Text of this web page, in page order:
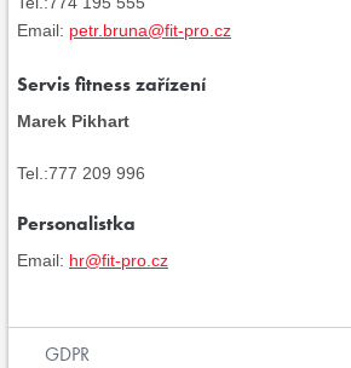
Email: petr.bruna@fit-pro.cz
Servis fitness zařízení
Marek Pikhart
Tel.:777 209 996
Personalistka
Email: hr@fit-pro.cz
GDPR